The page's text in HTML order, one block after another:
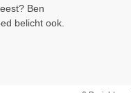
Ben
belicht ook.